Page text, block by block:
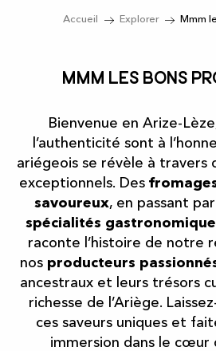
Accueil Explorer Mmm
Mmm les bons
Bienvenue en Arize-
l’authenticité sont à
ariégeois se révèle à travers
exceptionnels. Des
savoureux, en passant par
spécialités
raconte l’histoire de notre
nos producteurs
ancestraux et leurs trésors
richesse de l’Ariège.
ces saveurs uniques et
immersion dans le cœur